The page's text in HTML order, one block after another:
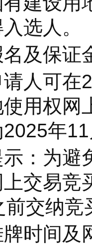
选人。
保证
可在
用权网
年
为避免
交易竞
前交纳竞
时间及